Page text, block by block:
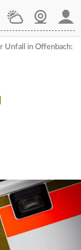
WetterWebcam
Unfall in Offenbach: